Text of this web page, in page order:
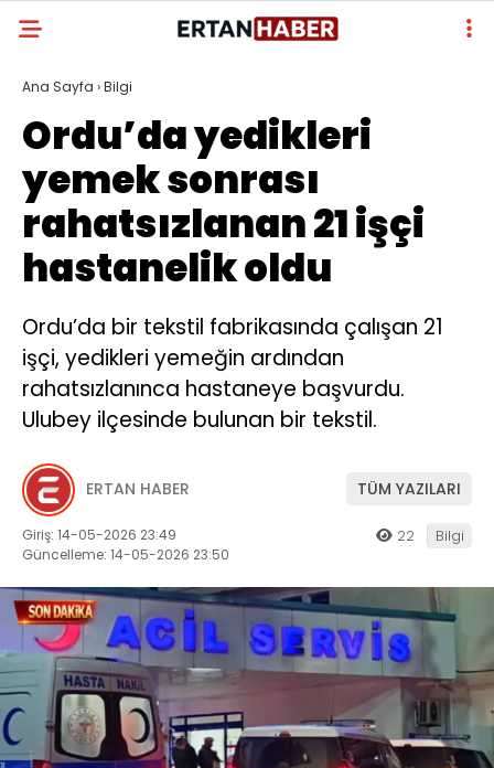
Ana Sayfa ›Bilgi
Ordu’da yedikleri
yemek sonrası
rahatsızlanan 21 işçi
hastanelik oldu
Ordu’da bir tekstil fabrikasında çalışan 21
işçi, yedikleri yemeğin ardından
rahatsızlanınca hastaneye başvurdu.
Ulubey ilçesinde bulunan bir tekstil.
ERTAN HABER TÜM YAZILARI
Giriş: 14-05-2026 23:49
Güncelleme: 14-05-2026 23:50
22 Bilgi